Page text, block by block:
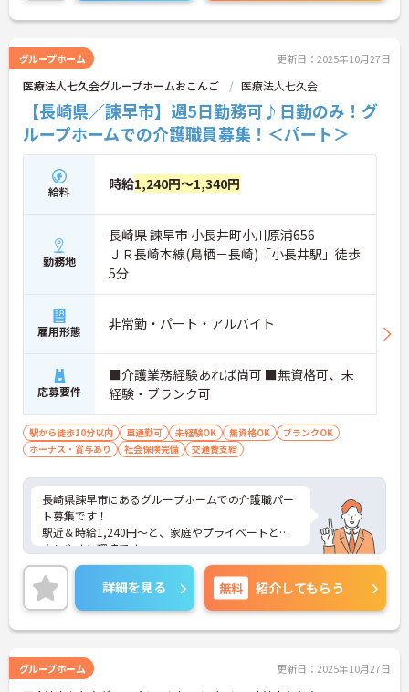
グループホーム 更新日：2025年10月27日
医療法人七久会グループホームおこんご 医療法人七久会
【長崎県／諫早市】週5日勤務可♪日勤のみ！グ
ループホームでの介護職員募集！＜パート＞
給料 時給1,240円～1,340円
勤務地
長崎県 諫早市 小長井町小川原浦656
ＪＲ長崎本線(鳥栖－長崎)「小長井駅」徒歩
5分
雇用形態 非常勤・パート・アルバイト
応募要件
■介護業務経験あれば尚可 ■無資格可、未
経験・ブランク可
駅から徒歩10分以内 車通勤可 未経験OK 無資格OK
ブランクOK
ボーナス・賞与あり
社会保険完備 交通費支給
長崎県諫早市にあるグループホームでの介護職パー
ト募集です！
駅近＆時給1,240円～と、家庭やプライベートと両
立しやすい環境です。
短時間シフトや資格取得支援も充実しており、子育
て世代やブランクのある方も安心して働けます。ご
興味がある方は、ご面接のポイントをお伝えします
ので、お気軽にお問い合わせください。
詳細を見る 無料 紹介してもらう
グループホーム 更新日：2025年10月27日